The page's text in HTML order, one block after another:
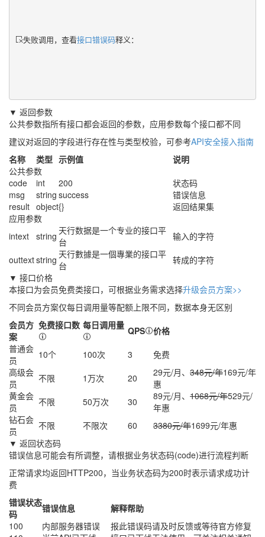
失败调用，查看接口错误码释义：
▼ 返回参数
公共参数指所有接口都会返回的参数，应用参数每个接口都不同
建议对返回的字段进行存在性与类型校验，可参考API安全接入指南
名称
类型 示例值
说明
公共参数
code
int 200
状态码
msg
string success
错误信息
result object{}
返回结果集
应用参数
intext string 天行数据是一个专业的接口平
台
输入的字符
outtextstring 天行數據是一個專業的接口平
台
转成的字符
▼ 接口价格
本接口为会员免费类接口，可根据业务需求选择升级会员方案>>
不同会员方案仅每日调用量等配额上限不同，数据本身无区别
会员方
案
免费接口数 每日调用量 QPS
价格
普通会
员
10个 100次 3
免费
高级会
员
不限 1万次 20 29元/月、 348元/年169元/年
惠
黄金会
员
不限 50万次 30 89元/月、 1068元/年529元/
年惠
钻石会
员
不限 不限次 60 3380元/年1699元/年惠
▼ 返回状态码
错误信息可能会有所调整，请根据业务状态码(code)进行流程判断
正常请求均返回HTTP200，当业务状态码为200时表示请求成功计
费
错误状态
码
错误信息
解释帮助
100
内部服务器错误
报此错误码请及时反馈或等待官方修复